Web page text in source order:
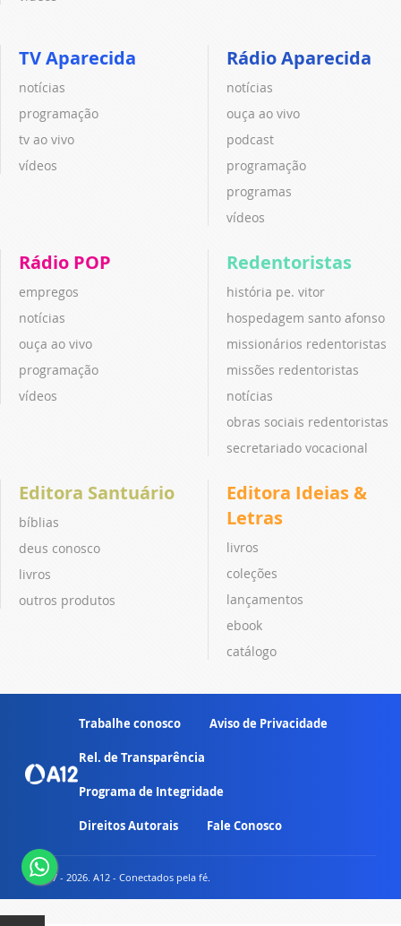
TV Aparecida
notícias
programação
tv ao vivo
vídeos
Rádio Aparecida
notícias
ouça ao vivo
podcast
programação
programas
vídeos
Rádio POP
empregos
notícias
ouça ao vivo
programação
vídeos
Redentoristas
história pe. vitor
hospedagem santo afonso
missionários redentoristas
missões redentoristas
notícias
obras sociais redentoristas
secretariado vocacional
Editora Santuário
bíblias
deus conosco
livros
outros produtos
Editora Ideias &
Letras
livros
coleções
lançamentos
ebook
catálogo
Trabalhe conosco Aviso de Privacidade
Rel. de Transparência
Programa de Integridade
Direitos Autorais Fale Conosco
© 2007 - 2026. A12 - Conectados pela fé.